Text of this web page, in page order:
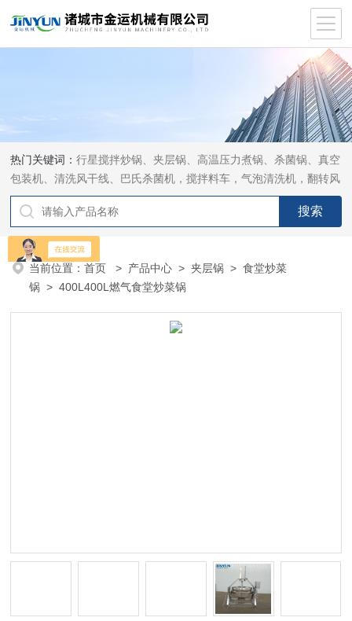
热门关键词：行星搅拌炒锅、夹层锅、高温压力煮锅、杀菌锅、真空
包装机、清洗风干线、巴氏杀菌机，搅拌料车，气泡清洗机，翻转风
干机
当前位置：首页 > 产品中心 >夹层锅 >食堂炒菜
锅 > 400L400L燃气食堂炒菜锅